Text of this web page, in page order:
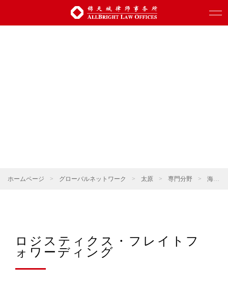
ホームページ > グローバルネットワーク > 太原 > 専門分野 > 海事・海商
ロジスティクス・フレイトフ
ォワーディング